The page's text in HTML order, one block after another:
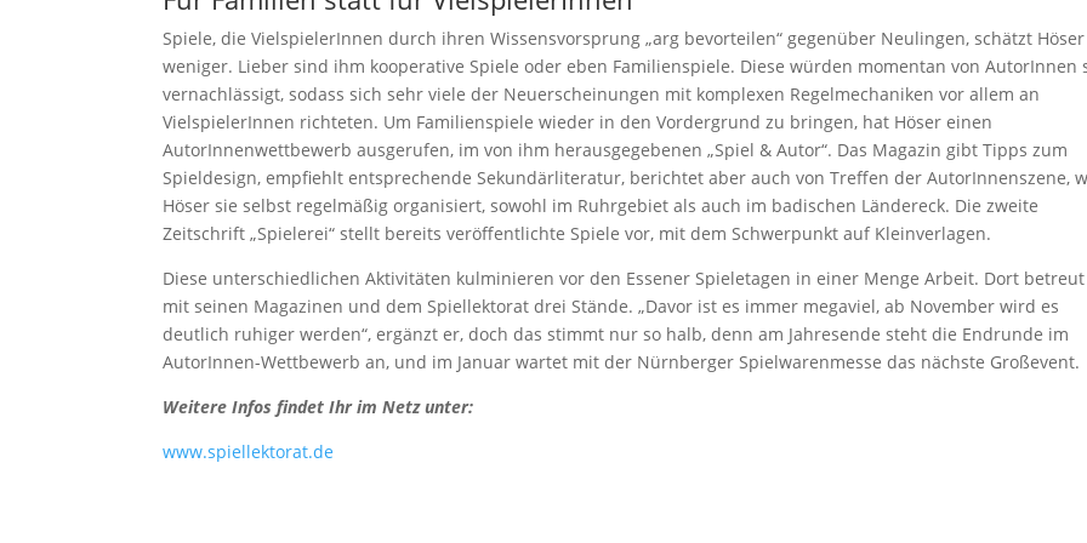
Spiele, die VielspielerInnen durch ihren Wissensvorsprung „arg bevorteilen“ gegenüber Neulingen, schätzt Höser
weniger. Lieber sind ihm kooperative Spiele oder eben Familienspiele. Diese würden momentan von AutorInnen
vernachlässigt, sodass sich sehr viele der Neuerscheinungen mit komplexen Regelmechaniken vor allem an
VielspielerInnen richteten. Um Familienspiele wieder in den Vordergrund zu bringen, hat Höser einen
AutorInnenwettbewerb ausgerufen, im von ihm herausgegebenen „Spiel & Autor“. Das Magazin gibt Tipps zum
Spieldesign, empfiehlt entsprechende Sekundärliteratur, berichtet aber auch von Treffen der AutorInnenszene,
Höser sie selbst regelmäßig organisiert, sowohl im Ruhrgebiet als auch im badischen Ländereck. Die zweite
Zeitschrift „Spielerei“ stellt bereits veröffentlichte Spiele vor, mit dem Schwerpunkt auf Kleinverlagen.
Diese unterschiedlichen Aktivitäten kulminieren vor den Essener Spieletagen in einer Menge Arbeit. Dort
mit seinen Magazinen und dem Spiellektorat drei Stände. „Davor ist es immer megaviel, ab November wird es
deutlich ruhiger werden“, ergänzt er, doch das stimmt nur so halb, denn am Jahresende steht die Endrunde im
AutorInnen-Wettbewerb an, und im Januar wartet mit der Nürnberger Spielwarenmesse das nächste Großevent.
Weitere Infos findet Ihr im Netz unter:
www.spiellektorat.de